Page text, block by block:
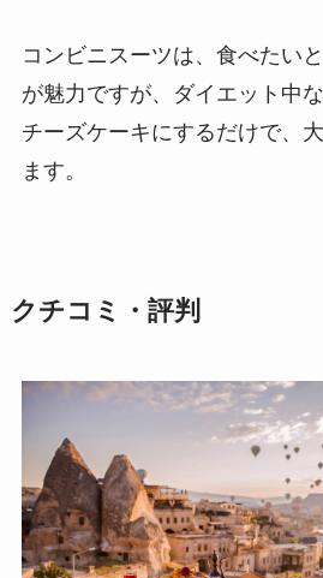
コンビニスーツは、食べたい
が魅力ですが、ダイエット中
チーズケーキにするだけで、
ます。
クチコミ・評判